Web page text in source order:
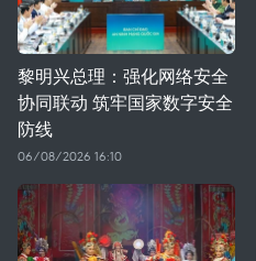
黎明兴总理：强化网络安全
协同联动 筑牢国家数字安全
防线
06/08/2026 16:10